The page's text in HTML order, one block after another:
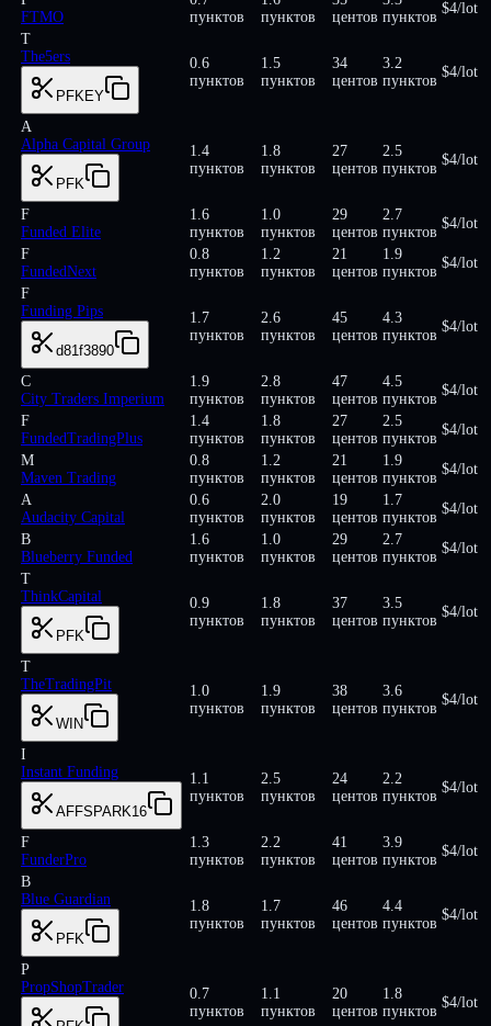
FTMO
пунктов
пунктов
центов пунктов
$4/lot
T
The5ers
PFKEY
0.6
пунктов
1.5
пунктов
34
центов
3.2
пунктов
$4/lot
A
Alpha Capital Group
PFK
1.4
пунктов
1.8
пунктов
27
центов
2.5
пунктов
$4/lot
F
Funded Elite
1.6
пунктов
1.0
пунктов
29
центов
2.7
пунктов
$4/lot
F
FundedNext
0.8
пунктов
1.2
пунктов
21
центов
1.9
пунктов
$4/lot
F
Funding Pips
d81f3890
1.7
пунктов
2.6
пунктов
45
центов
4.3
пунктов
$4/lot
C
City Traders Imperium
1.9
пунктов
2.8
пунктов
47
центов
4.5
пунктов
$4/lot
F
FundedTradingPlus
1.4
пунктов
1.8
пунктов
27
центов
2.5
пунктов
$4/lot
M
Maven Trading
0.8
пунктов
1.2
пунктов
21
центов
1.9
пунктов
$4/lot
A
Audacity Capital
0.6
пунктов
2.0
пунктов
19
центов
1.7
пунктов
$4/lot
B
Blueberry Funded
1.6
пунктов
1.0
пунктов
29
центов
2.7
пунктов
$4/lot
T
ThinkCapital
PFK
0.9
пунктов
1.8
пунктов
37
центов
3.5
пунктов
$4/lot
T
TheTradingPit
WIN
1.0
пунктов
1.9
пунктов
38
центов
3.6
пунктов
$4/lot
I
Instant Funding
AFFSPARK16
1.1
пунктов
2.5
пунктов
24
центов
2.2
пунктов
$4/lot
F
FunderPro
1.3
пунктов
2.2
пунктов
41
центов
3.9
пунктов
$4/lot
B
Blue Guardian
PFK
1.8
пунктов
1.7
пунктов
46
центов
4.4
пунктов
$4/lot
P
PropShopTrader
0.7
пунктов
1.1
пунктов
20
центов
1.8
пунктов
$4/lot